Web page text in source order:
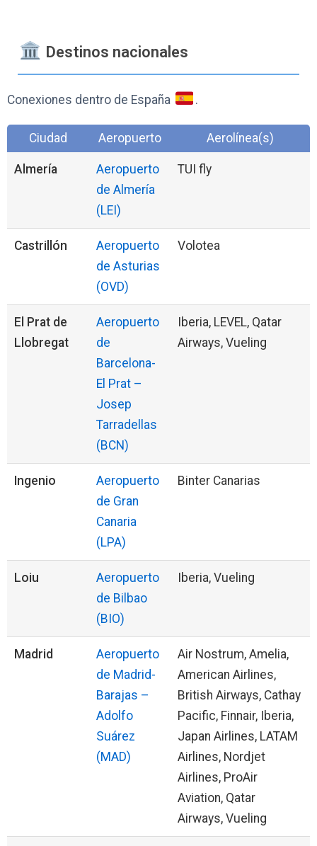
️ Destinos nacionales
Conexiones dentro de España .
Ciudad Aeropuerto Aerolínea(s)
Almería
Aeropuerto
de Almería
(LEI)
TUI fly
Castrillón
Aeropuerto
de Asturias
(OVD)
Volotea
El Prat de
Llobregat
Aeropuerto
de
Barcelona-
El Prat –
Josep
Tarradellas
(BCN)
Iberia, LEVEL, Qatar
Airways, Vueling
Ingenio
Aeropuerto
de Gran
Canaria
(LPA)
Binter Canarias
Loiu
Aeropuerto
de Bilbao
(BIO)
Iberia, Vueling
Madrid
Aeropuerto
de Madrid-
Barajas –
Adolfo
Suárez
(MAD)
Air Nostrum, Amelia,
American Airlines,
British Airways, Cathay
Pacific, Finnair, Iberia,
Japan Airlines, LATAM
Airlines, Nordjet
Airlines, ProAir
Aviation, Qatar
Airways, Vueling